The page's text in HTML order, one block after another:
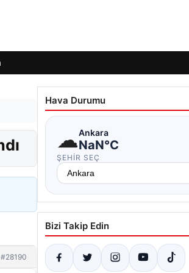
#28190
Hava Durumu
☁Ankara
NaN°C
ŞEHIR SEÇ
Bizi Takip Edin